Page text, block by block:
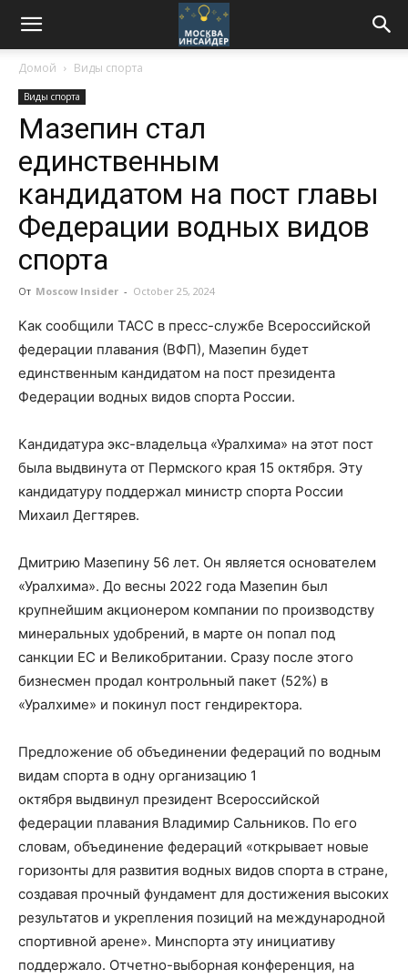
Домой Виды спорта
Виды спорта
Мазепин стал
единственным
кандидатом на пост главы
Федерации водных видов
спорта
От Moscow Insider - October 25, 2024
Как сообщили ТАСС в пресс-службе Всероссийской
федерации плавания (ВФП), Мазепин будет
единственным кандидатом на пост президента
Федерации водных видов спорта России.
Кандидатура экс-владельца «Уралхима» на этот пост
была выдвинута от Пермского края 15 октября. Эту
кандидатуру поддержал министр спорта России
Михаил Дегтярев.
Дмитрию Мазепину 56 лет. Он является основателем
«Уралхима». До весны 2022 года Мазепин был
крупнейшим акционером компании по производству
минеральных удобрений, в марте он попал под
санкции ЕС и Великобритании. Сразу после этого
бизнесмен продал контрольный пакет (52%) в
«Уралхиме» и покинул пост гендиректора.
Предложение об объединении федераций по водным
видам спорта в одну организацию 1
октября выдвинул президент Всероссийской
федерации плавания Владимир Сальников. По его
словам, объединение федераций «открывает новые
горизонты для развития водных видов спорта в стране,
создавая прочный фундамент для достижения высоких
результатов и укрепления позиций на международной
спортивной арене». Минспорта эту инициативу
поддержало. Отчетно-выборная конференция, на